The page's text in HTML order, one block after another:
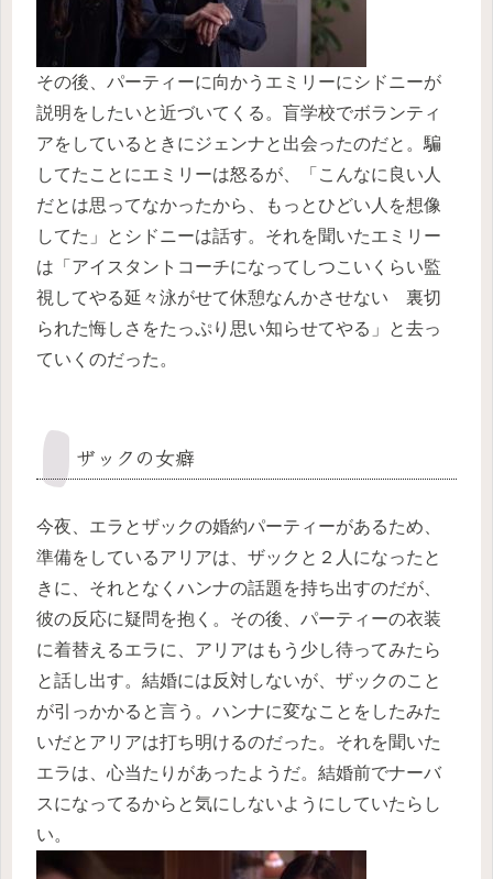
その後、パーティーに向かうエミリーにシドニーが
説明をしたいと近づいてくる。盲学校でボランティ
アをしているときにジェンナと出会ったのだと。騙
してたことにエミリーは怒るが、「こんなに良い人
だとは思ってなかったから、もっとひどい人を想像
してた」とシドニーは話す。それを聞いたエミリー
は「アイスタントコーチになってしつこいくらい監
視してやる延々泳がせて休憩なんかさせない 裏切
られた悔しさをたっぷり思い知らせてやる」と去っ
ていくのだった。
ザックの女癖
今夜、エラとザックの婚約パーティーがあるため、
準備をしているアリアは、ザックと２人になったと
きに、それとなくハンナの話題を持ち出すのだが、
彼の反応に疑問を抱く。その後、パーティーの衣装
に着替えるエラに、アリアはもう少し待ってみたら
と話し出す。結婚には反対しないが、ザックのこと
が引っかかると言う。ハンナに変なことをしたみた
いだとアリアは打ち明けるのだった。それを聞いた
エラは、心当たりがあったようだ。結婚前でナーバ
スになってるからと気にしないようにしていたらし
い。